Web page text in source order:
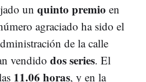
un quinto premio en
agraciado ha sido el
de la calle
vendido dos series. El
11.06 horas, y en la